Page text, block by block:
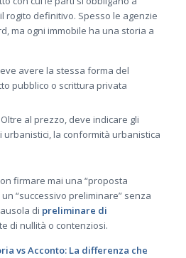
rogito definitivo. Spesso le agenzie
ma ogni immobile ha una storia a
avere la stessa forma del
pubblico o scrittura privata
al prezzo, deve indicare gli
urbanistici, la conformità urbanistica
firmare mai una “proposta
un “successivo preliminare” senza
di preliminare di
di nullità o contenziosi.
vs Acconto: La differenza che